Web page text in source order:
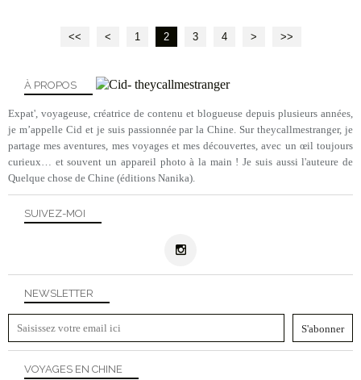
<< < 1 2 3 4 > >>
NEWSLETTER
SUIVEZ-MOI
À PROPOS
Expat', voyageuse, créatrice de contenu et blogueuse depuis plusieurs années,
je m’appelle Cid et je suis passionnée par la Chine. Sur theycallmestranger, je
partage mes aventures, mes voyages et mes découvertes, avec un œil toujours
curieux… et souvent un appareil photo à la main ! Je suis aussi l'auteure de
Quelque chose de Chine (éditions Nanika).
VOYAGES EN CHINE